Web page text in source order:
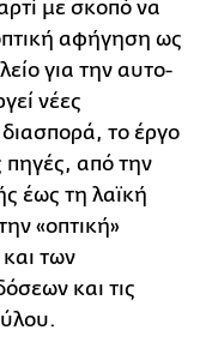
με σκοπό να
αφήγηση ως
για την αυτο-
νέες
το έργο
πηγές, από την
έως τη λαϊκή
«οπτική»
των
και τις